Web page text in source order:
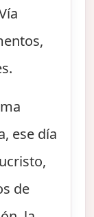
ese día
de